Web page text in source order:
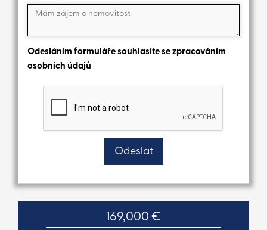
Odesláním formuláře souhlasíte se zpracováním
osobních údajů
169,000 €